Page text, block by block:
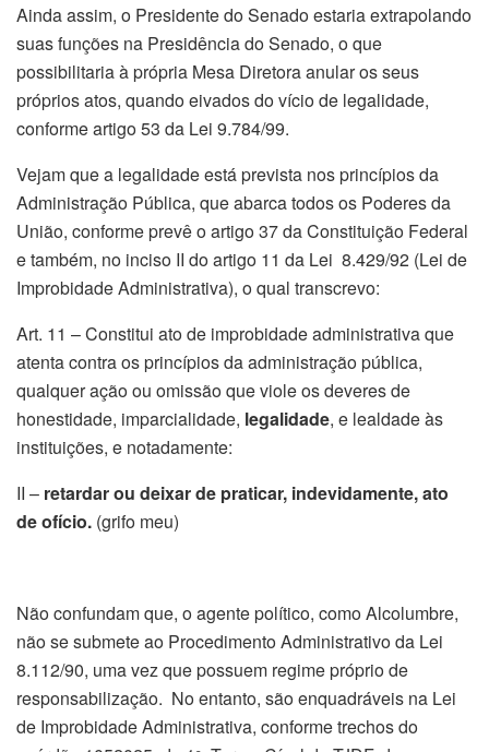
Ainda assim, o Presidente do Senado estaria extrapolando
suas funções na Presidência do Senado, o que
possibilitaria à própria Mesa Diretora anular os seus
próprios atos, quando eivados do vício de legalidade,
conforme artigo 53 da Lei 9.784/99.
Vejam que a legalidade está prevista nos princípios da
Administração Pública, que abarca todos os Poderes da
União, conforme prevê o artigo 37 da Constituição Federal
e também, no inciso II do artigo 11 da Lei 8.429/92 (Lei de
Improbidade Administrativa), o qual transcrevo:
Art. 11 – Constitui ato de improbidade administrativa que
atenta contra os princípios da administração pública,
qualquer ação ou omissão que viole os deveres de
honestidade, imparcialidade, legalidade, e lealdade às
instituições, e notadamente:
II – retardar ou deixar de praticar, indevidamente, ato
de ofício. (grifo meu)
Não confundam que, o agente político, como Alcolumbre,
não se submete ao Procedimento Administrativo da Lei
8.112/90, uma vez que possuem regime próprio de
responsabilização. No entanto, são enquadráveis na Lei
de Improbidade Administrativa, conforme trechos do